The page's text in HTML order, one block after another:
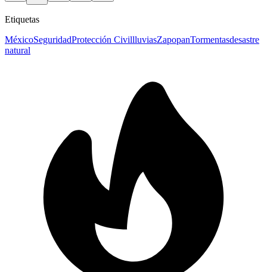
Etiquetas
MéxicoSeguridadProtección CivillluviasZapopanTormentasdesastre
natural